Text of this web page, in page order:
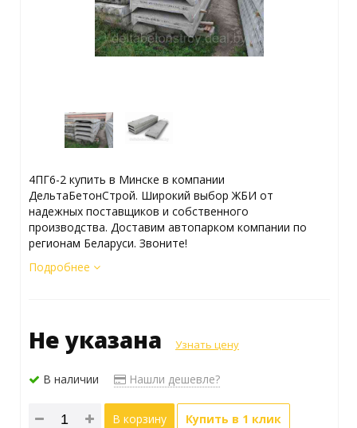
4ПГ6-2 купить в Минске в компании
ДельтаБетонСтрой. Широкий выбор ЖБИ от
надежных поставщиков и собственного
производства. Доставим автопарком компании по
регионам Беларуси. Звоните!
Подробнее
Не указана Узнать цену
В наличии Нашли дешевле?
В корзину Купить в 1 клик